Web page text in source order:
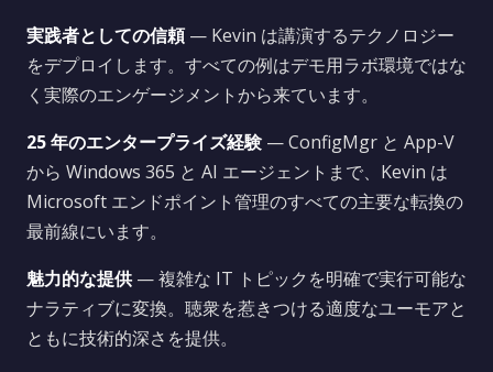
実践者としての信頼— Kevin は講演するテクノロジー
をデプロイします。すべての例はデモ用ラボ環境ではな
く実際のエンゲージメントから来ています。
25 年のエンタープライズ経験 — ConfigMgr と App-V
から Windows 365 と AI エージェントまで、Kevin は
Microsoft エンドポイント管理のすべての主要な転換の
最前線にいます。
魅力的な提供 — 複雑な IT トピックを明確で実行可能な
ナラティブに変換。聴衆を惹きつける適度なユーモアと
ともに技術的深さを提供。